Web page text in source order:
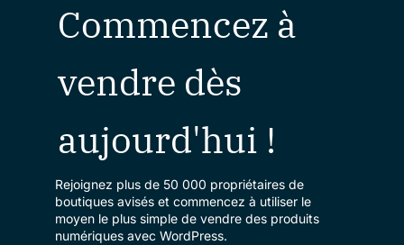
Commencez à
vendre dès
aujourd'hui !
Rejoignez plus de 50 000 propriétaires de
boutiques avisés et commencez à utiliser le
moyen le plus simple de vendre des produits
numériques avec WordPress.